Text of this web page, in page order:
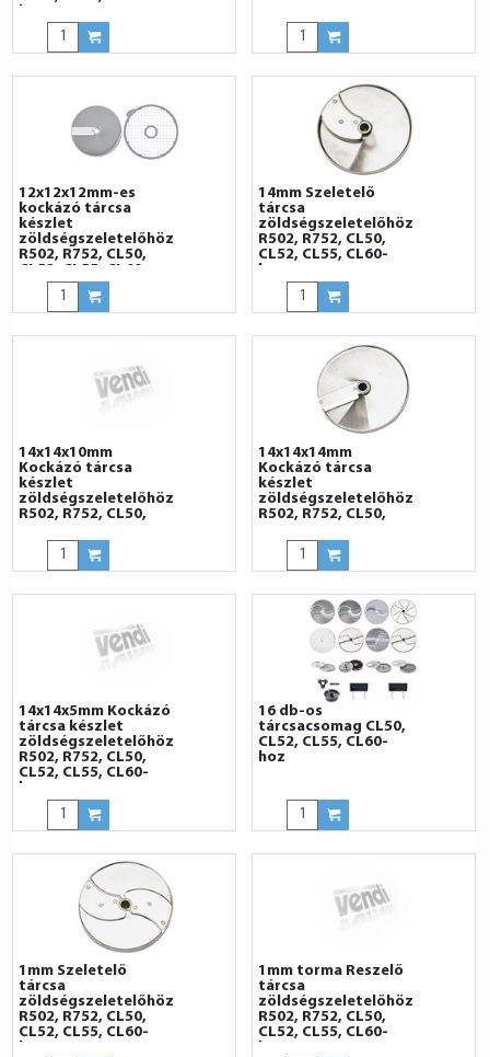
12x12x12mm-es
kockázó tárcsa
készlet
zöldségszeletelőhöz
R502, R752, CL50,
CL52, CL55, CL60-
14mm Szeletelő
tárcsa
zöldségszeletelőhöz
R502, R752, CL50,
CL52, CL55, CL60-
hoz
14x14x10mm
Kockázó tárcsa
készlet
zöldségszeletelőhöz
R502, R752, CL50,
14x14x14mm
Kockázó tárcsa
készlet
zöldségszeletelőhöz
R502, R752, CL50,
14x14x5mm Kockázó
tárcsa készlet
zöldségszeletelőhöz
R502, R752, CL50,
CL52, CL55, CL60-
hoz
16 db-os
tárcsacsomag CL50,
CL52, CL55, CL60-
hoz
1mm Szeletelő
tárcsa
zöldségszeletelőhöz
R502, R752, CL50,
CL52, CL55, CL60-
hoz
1mm torma Reszelő
tárcsa
zöldségszeletelőhöz
R502, R752, CL50,
CL52, CL55, CL60-
hoz